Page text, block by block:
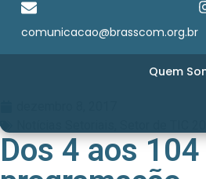
comunicacao@brasscom.org.br
Quem
Dos 4 aos